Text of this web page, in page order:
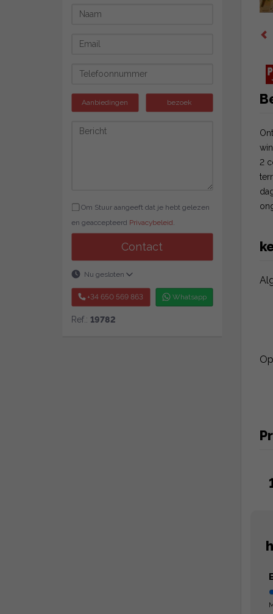
2
Aanbiedingen bezoek
Om Stuur aangeeft dat je hebt gelezen
en geaccepteerd Privacybeleid.
Contact
Nu gesloten
+34 650 569 863 Whatsapp
Ref.: 19782